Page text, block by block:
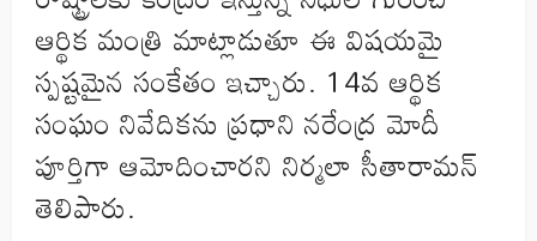
ఆర్థిక మంత్రి మాట్లాడుతూ ఈ విషయమై
స్పష్టమైన సంకేతం ఇచ్చారు. 14వ ఆర్థిక
సంఘం నివేదికను ప్రధాని నరేంద్ర మోదీ
పూర్తిగా ఆమోదించారని నిర్మలా సీతారామన్‌
తెలిపారు.